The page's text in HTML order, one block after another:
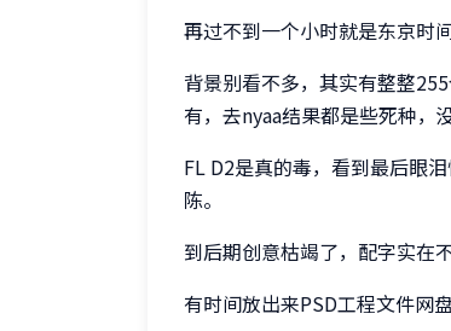
再过不到一个小时就是东京时
背景别看不多，其实有整整
有，去nyaa结果都是些死种，
FL D2是真的毒，看到最后眼
陈。
到后期创意枯竭了，配字实在
有时间放出来PSD工程文件网盘